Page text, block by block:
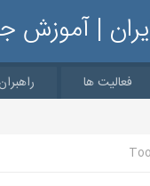
| آموزش
فعالیت ها راهبران